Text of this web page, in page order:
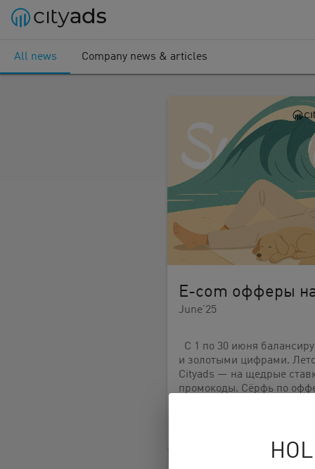
All news Company news & articles
E-com офферы
June’25
С 1 по 30 июня
и золотыми цифрами.
Cityads — на щедрые
промокоды. Сёрфь по